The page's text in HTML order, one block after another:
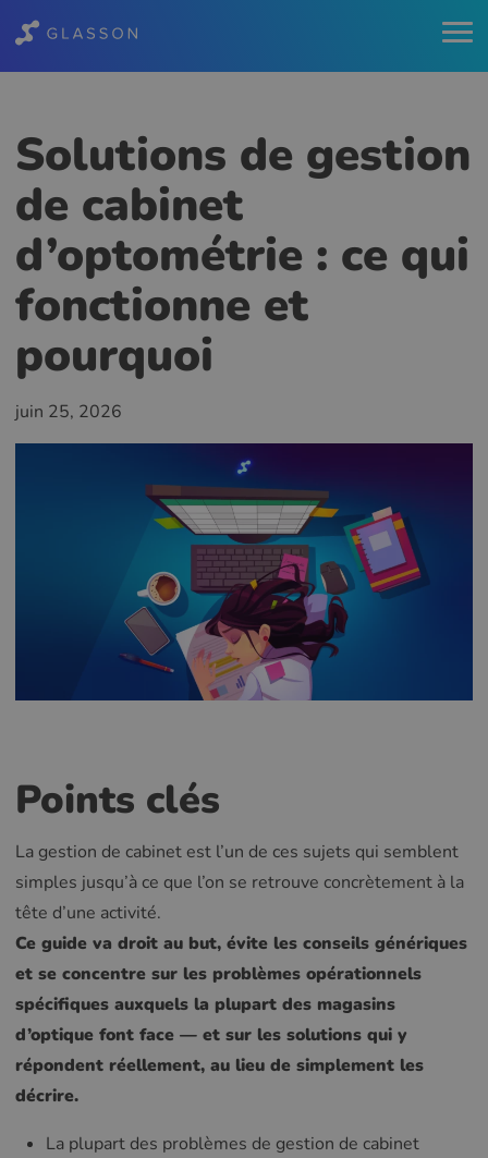
Solutions de gestion
de cabinet
d’optométrie : ce qui
fonctionne et
pourquoi
juin 25, 2026
Points clés
La gestion de cabinet est l’un de ces sujets qui semblent
simples jusqu’à ce que l’on se retrouve concrètement à la
tête d’une activité.
Ce guide va droit au but, évite les conseils génériques
et se concentre sur les problèmes opérationnels
spécifiques auxquels la plupart des magasins
d’optique font face — et sur les solutions qui y
répondent réellement, au lieu de simplement les
décrire.
La plupart des problèmes de gestion de cabinet